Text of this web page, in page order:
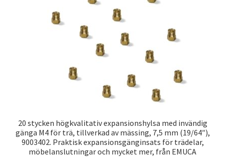
20 stycken högkvalitativ expansionshylsa med invändig
gänga M4 för trä, tillverkad av mässing, 7,5 mm (19/64″),
9003402. Praktisk expansionsgänginsats för trädelar,
möbelanslutningar och mycket mer, från EMUCA